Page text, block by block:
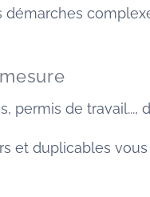
démarches
permis de travail...,
et duplicables